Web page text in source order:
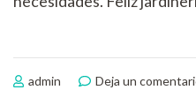
admin Deja un